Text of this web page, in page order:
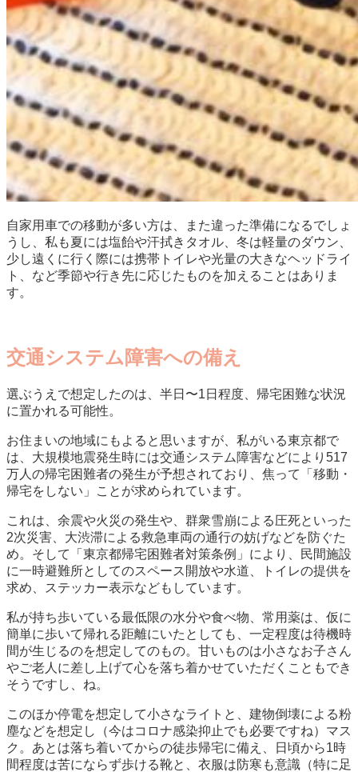
自家用車での移動が多い方は、また違った準備になるでしょ
うし、私も夏には塩飴や汗拭きタオル、冬は軽量のダウン、
少し遠くに行く際には携帯トイレや光量の大きなヘッドライ
ト、など季節や行き先に応じたものを加えることはありま
す。
交通システム障害への備え
選ぶうえで想定したのは、半日〜1日程度、帰宅困難な状況
に置かれる可能性。
お住まいの地域にもよると思いますが、私がいる東京都で
は、大規模地震発生時には交通システム障害などにより517
万人の帰宅困難者の発生が予想されており、焦って「移動・
帰宅をしない」ことが求められています。
これは、余震や火災の発生や、群衆雪崩による圧死といった
2次災害、大渋滞による救急車両の通行の妨げなどを防ぐた
め。そして「東京都帰宅困難者対策条例」により、民間施設
に一時避難所としてのスペース開放や水道、トイレの提供を
求め、ステッカー表示などもしています。
私が持ち歩いている最低限の水分や食べ物、常用薬は、仮に
簡単に歩いて帰れる距離にいたとしても、一定程度は待機時
間が生じるのを想定してのもの。甘いものは小さなお子さん
やご老人に差し上げて心を落ち着かせていただくこともでき
そうですし、ね。
このほか停電を想定して小さなライトと、建物倒壊による粉
塵などを想定し（今はコロナ感染抑止でも必要ですね）マス
ク。あとは落ち着いてからの徒歩帰宅に備え、日頃から1時
間程度は苦にならず歩ける靴と、衣服は防寒も意識（特に足